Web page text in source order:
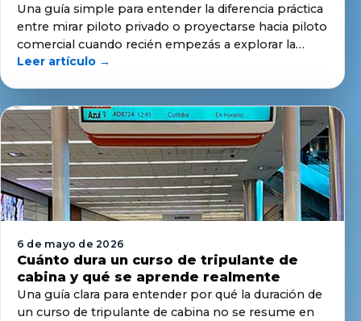
Una guía simple para entender la diferencia práctica
entre mirar piloto privado o proyectarse hacia piloto
comercial cuando recién empezás a explorar la…
Leer artículo →
6 de mayo de 2026
Cuánto dura un curso de tripulante de
cabina y qué se aprende realmente
Una guía clara para entender por qué la duración de
un curso de tripulante de cabina no se resume en